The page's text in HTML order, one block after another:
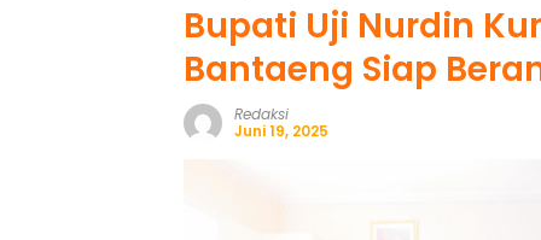
Bupati Uji Nurdin
Bantaeng Siap
Redaksi
Juni 19, 2025